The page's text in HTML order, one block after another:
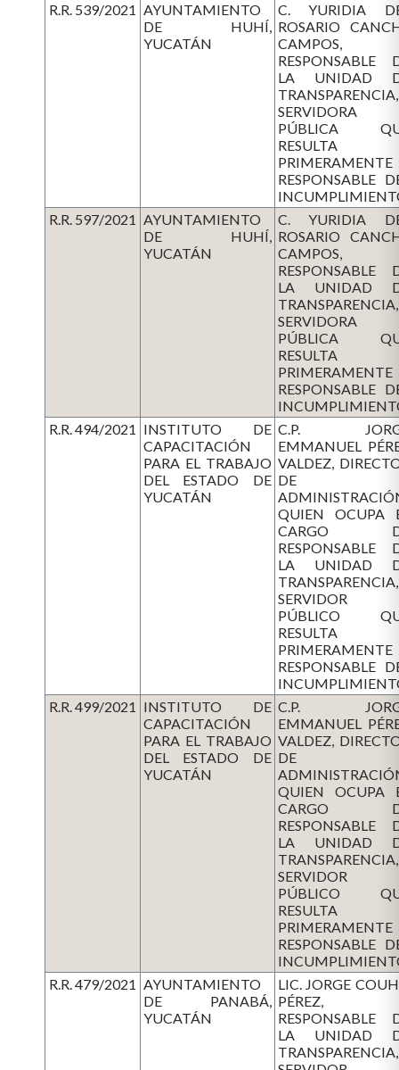
R.R. 539/2021 AYUNTAMIENTO
DE HUHÍ,
YUCATÁN
C. YURIDIA
ROSARIO
CAMPOS,
RESPONSABLE
LA UNIDAD
TRANSPARENCIA,
SERVIDORA
PÚBLICA
RESULTA
PRIMERAMENTE
RESPONSABLE
R.R. 597/2021 AYUNTAMIENTO
DE HUHÍ,
YUCATÁN
C. YURIDIA
ROSARIO
CAMPOS,
RESPONSABLE
LA UNIDAD
TRANSPARENCIA,
SERVIDORA
PÚBLICA
RESULTA
PRIMERAMENTE
RESPONSABLE
R.R. 494/2021 INSTITUTO DE
CAPACITACIÓN
PARA EL TRABAJO
DEL ESTADO DE
YUCATÁN
C.P.
EMMANUEL
VALDEZ,
DE
QUIEN OCUPA
CARGO
RESPONSABLE
LA UNIDAD
TRANSPARENCIA,
SERVIDOR
PÚBLICO
RESULTA
PRIMERAMENTE
RESPONSABLE
R.R. 499/2021 INSTITUTO DE
CAPACITACIÓN
PARA EL TRABAJO
DEL ESTADO DE
YUCATÁN
C.P.
EMMANUEL
VALDEZ,
DE
QUIEN OCUPA
CARGO
RESPONSABLE
LA UNIDAD
TRANSPARENCIA,
SERVIDOR
PÚBLICO
RESULTA
PRIMERAMENTE
RESPONSABLE
R.R. 479/2021 AYUNTAMIENTO
DE PANABÁ,
YUCATÁN
LIC. JORGE
PÉREZ,
RESPONSABLE
LA UNIDAD
TRANSPARENCIA,